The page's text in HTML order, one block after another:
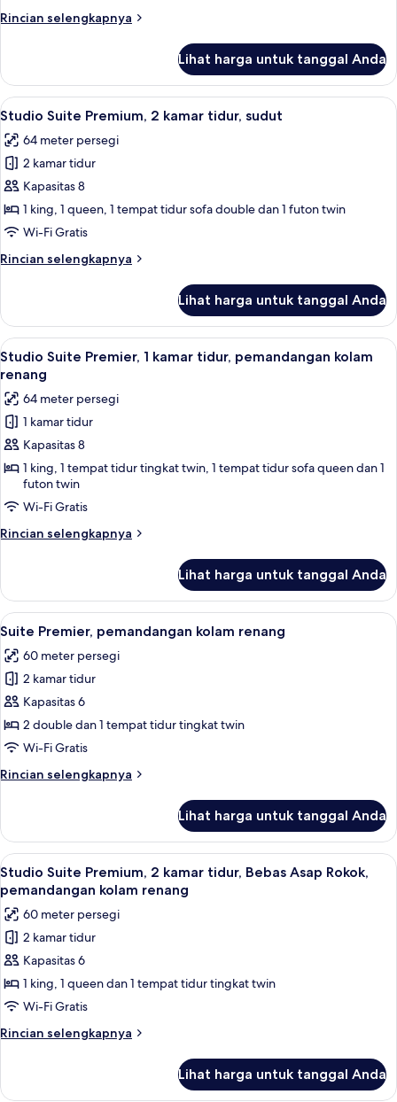
kamar
Rincian selengkapnya
Rincian
Studio
Suite
Eksekutif,
kamar
tidur
Lihat harga untuk tanggal Anda
Lihat
semua
foto
untuk
Studio
Suite
Premium,
kamar
Studio Suite Premium, 2 kamar
5
Studio Suite Premium, 2 kamar tidur, sudut
64 meter persegi
2 kamar tidur
Kapasitas 8
1 king, 1 queen, 1 tempat tidur sofa double dan 1 futon twin
Wi-Fi Gratis
Rincian selengkapnya
Rincian
Studio
Suite
Premium,
2
tidur,
sudut
Lihat harga untuk tanggal Anda
Lihat
semua
foto
untuk
Studio
Suite
Premier,
kamar
tidur,
renang
Seprai premium, meja kerja, kedap
5
Studio Suite Premier, 1 kamar tidur, pemandangan kolam
renang
64 meter persegi
1 kamar tidur
Kapasitas 8
1 king, 1 tempat tidur tingkat twin, 1 tempat tidur sofa queen dan 1
futon twin
Wi-Fi Gratis
Rincian selengkapnya
Rincian
Studio
Suite
Premier,
kamar
tidur,
pemandangan
kolam
renang
Lihat harga untuk tanggal Anda
Lihat
semua
foto
untuk
Suite
Premier,
pemandangan
renang
Seprai premium, meja kerja, kedap
5
Suite Premier, pemandangan kolam renang
60 meter persegi
2 kamar tidur
Kapasitas 6
2 double dan 1 tempat tidur tingkat twin
Wi-Fi Gratis
Rincian selengkapnya
Rincian
Suite
Premier,
pemandangan
kolam
renang
Lihat harga untuk tanggal Anda
Lihat
semua
foto
untuk
Studio
Suite
Premium,
2
kamar
tidur,
Asap
Seprai premium, meja kerja, kedap
5
Studio Suite Premium, 2 kamar tidur, Bebas Asap Rokok,
pemandangan kolam renang
60 meter persegi
2 kamar tidur
Kapasitas 6
1 king, 1 queen dan 1 tempat tidur tingkat twin
Wi-Fi Gratis
Rincian selengkapnya
Rincian
Studio
Lihat harga untuk tanggal Anda